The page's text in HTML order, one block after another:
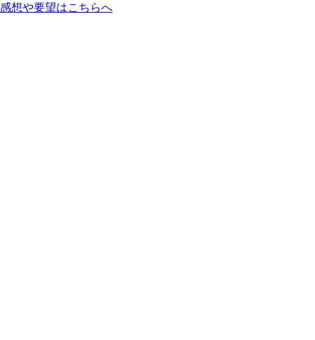
感想や要望はこちらへ